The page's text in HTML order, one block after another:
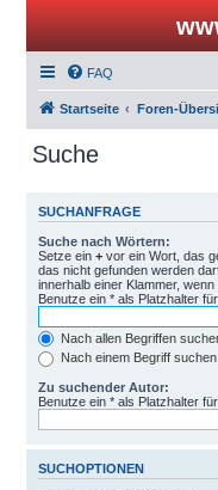
FAQ
Startseite Foren-
Suche
SUCHANFRAGE
Suche nach Wörtern:
Setze ein +vor ein Wort, das
das nicht gefunden werden
innerhalb einer Klammer,
Benutze ein * als Platzhalter
Nach allen Begriffen
Nach einem Begriff suchen
Zu suchender Autor:
Benutze ein * als Platzhalter
SUCHOPTIONEN